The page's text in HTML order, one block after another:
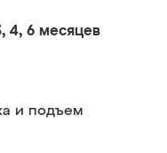
4, 6 месяцев
и подъем